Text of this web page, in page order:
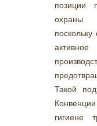
позиции
охраны
Такой
гигиене